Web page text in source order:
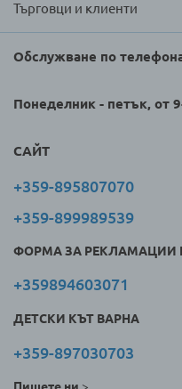
Търговци и клиенти
Обслужване по
Понеделник - петък, от
САЙТ
+359-895807070
+359-899989539
ФОРМА ЗА РЕКЛАМАЦИИ
+359894603071
ДЕТСКИ КЪТ ВАРНА
+359-897030703